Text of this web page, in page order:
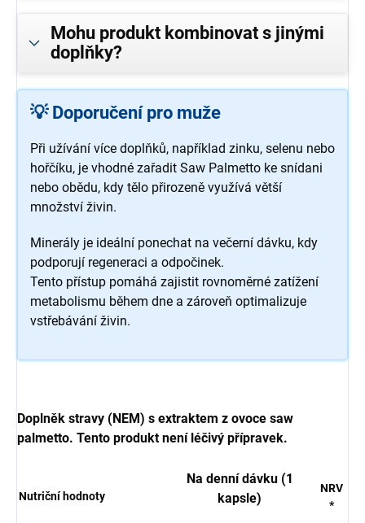
Mohu produkt kombinovat s jinými
doplňky?
💡 Doporučení pro muže
Při užívání více doplňků, například zinku, selenu nebo
hořčíku, je vhodné zařadit Saw Palmetto ke snídani
nebo obědu, kdy tělo přirozeně využívá větší
množství živin.
Minerály je ideální ponechat na večerní dávku, kdy
podporují regeneraci a odpočinek.
Tento přístup pomáhá zajistit rovnoměrné zatížení
metabolismu během dne a zároveň optimalizuje
vstřebávání živin.
Doplněk stravy (NEM) s extraktem z ovoce saw
palmetto. Tento produkt není léčivý přípravek.
Nutriční hodnoty
Na denní dávku (1
kapsle)
NRV
*